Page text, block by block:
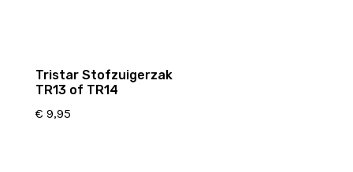
Tristar Stofzuigerzak
TR13 of TR14
€ 9,95